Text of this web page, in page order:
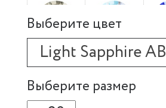
Выберите цвет
Light Sapphire AB
Выберите размер